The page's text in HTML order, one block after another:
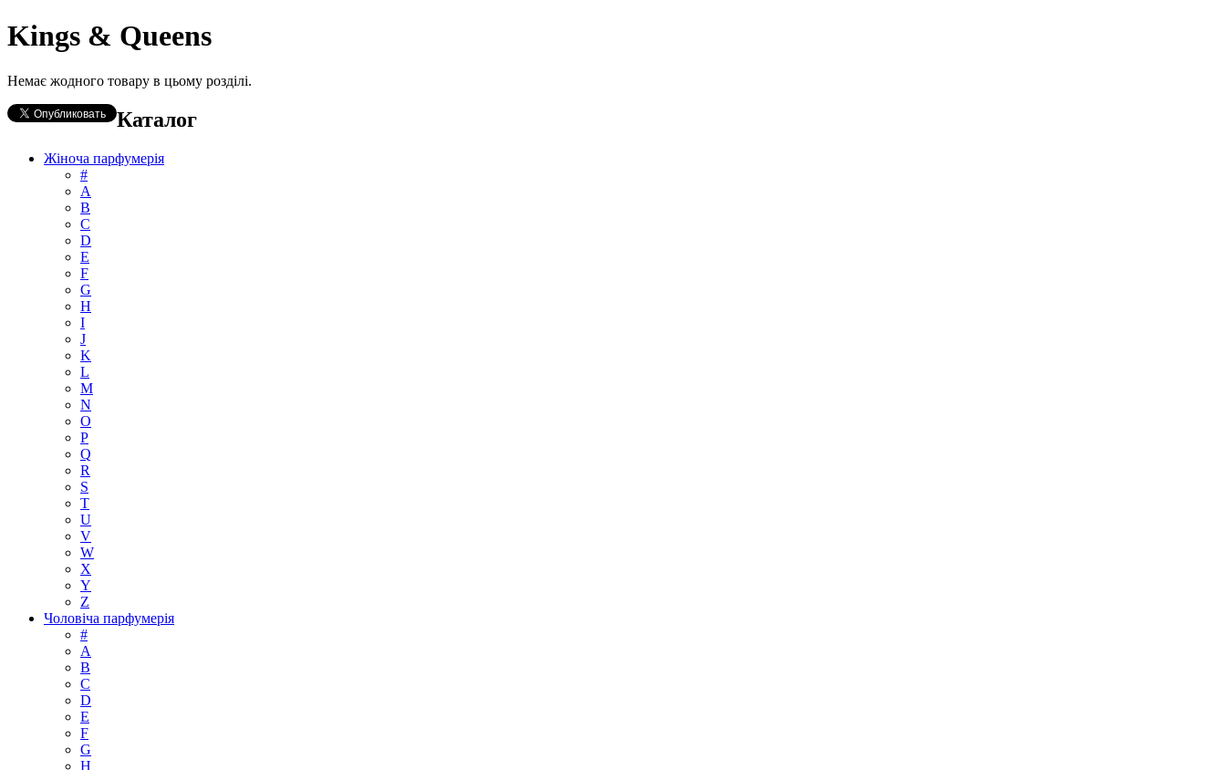
Kings & Queens
Немає жодного товару в цьому розділі.
Каталог
Жіноча парфумерія
#
А
B
C
D
E
F
G
H
I
J
K
L
M
N
O
P
Q
R
S
T
U
V
W
X
Y
Z
Чоловіча парфумерія
#
A
B
C
D
E
F
G
H